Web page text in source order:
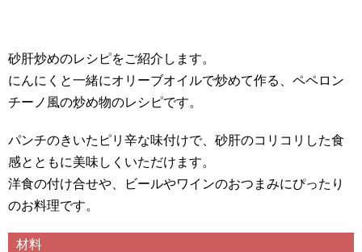
砂肝炒めのレシピをご紹介します。
にんにくと一緒にオリーブオイルで炒めて作る、ペペロン
チーノ風の炒め物のレシピです。
パンチのきいたピリ辛な味付けで、砂肝のコリコリした食
感とともに美味しくいただけます。
洋食の付け合せや、ビールやワインのおつまみにぴったり
のお料理です。
材料